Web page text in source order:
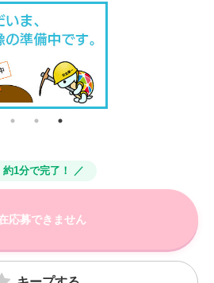
約1分で完了！ ／
応募できません